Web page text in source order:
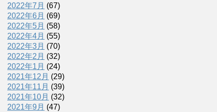
2022年7月 (67)
2022年6月 (69)
2022年5月 (58)
2022年4月 (55)
2022年3月 (70)
2022年2月 (32)
2022年1月 (24)
2021年12月 (29)
2021年11月 (39)
2021年10月 (32)
2021年9月 (47)